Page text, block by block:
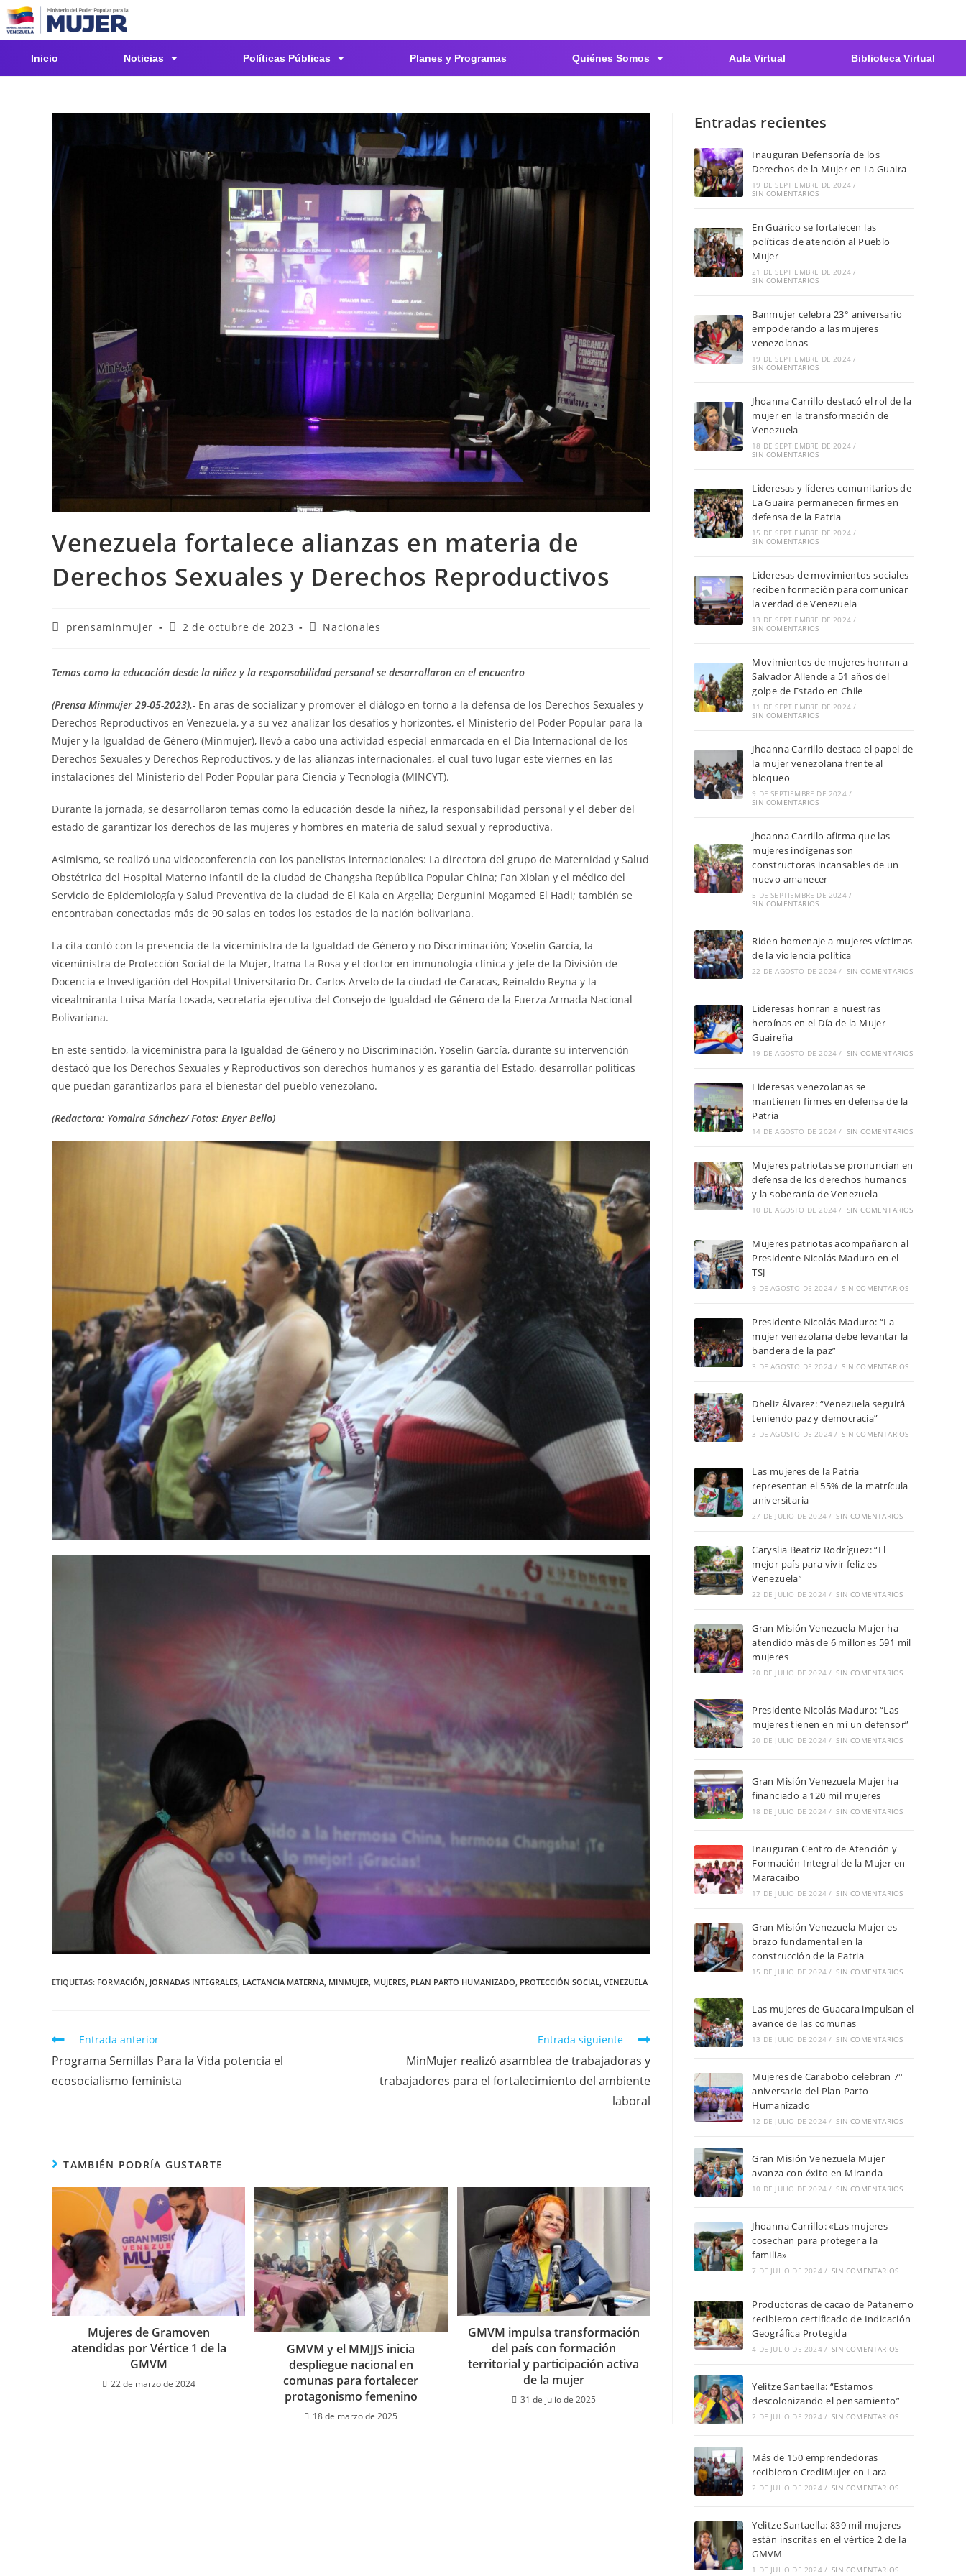
Inicio Noticias Políticas Públicas Planes y Programas Quiénes Somos Aula Virtual Biblioteca Virtual
Venezuela fortalece alianzas en materia de
Derechos Sexuales y Derechos Reproductivos
prensaminmujer 2 de octubre de 2023 Nacionales
Temas como la educación desde la niñez y la responsabilidad personal se desarrollaron en el encuentro
(Prensa Minmujer 29-05-2023).- En aras de socializar y promover el diálogo en torno a la defensa de los Derechos Sexuales y
Derechos Reproductivos en Venezuela, y a su vez analizar los desafíos y horizontes, el Ministerio del Poder Popular para la
Mujer y la Igualdad de Género (Minmujer), llevó a cabo una actividad especial enmarcada en el Día Internacional de los
Derechos Sexuales y Derechos Reproductivos, y de las alianzas internacionales, el cual tuvo lugar este viernes en las
instalaciones del Ministerio del Poder Popular para Ciencia y Tecnología (MINCYT).
Durante la jornada, se desarrollaron temas como la educación desde la niñez, la responsabilidad personal y el deber del
estado de garantizar los derechos de las mujeres y hombres en materia de salud sexual y reproductiva.
Asimismo, se realizó una videoconferencia con los panelistas internacionales: La directora del grupo de Maternidad y Salud
Obstétrica del Hospital Materno Infantil de la ciudad de Changsha República Popular China; Fan Xiolan y el médico del
Servicio de Epidemiología y Salud Preventiva de la ciudad de El Kala en Argelia; Dergunini Mogamed El Hadi; también se
encontraban conectadas más de 90 salas en todos los estados de la nación bolivariana.
La cita contó con la presencia de la viceministra de la Igualdad de Género y no Discriminación; Yoselin García, la
viceministra de Protección Social de la Mujer, Irama La Rosa y el doctor en inmunología clínica y jefe de la División de
Docencia e Investigación del Hospital Universitario Dr. Carlos Arvelo de la ciudad de Caracas, Reinaldo Reyna y la
vicealmiranta Luisa María Losada, secretaria ejecutiva del Consejo de Igualdad de Género de la Fuerza Armada Nacional
Bolivariana.
En este sentido, la viceministra para la Igualdad de Género y no Discriminación, Yoselin García, durante su intervención
destacó que los Derechos Sexuales y Reproductivos son derechos humanos y es garantía del Estado, desarrollar políticas
que puedan garantizarlos para el bienestar del pueblo venezolano.
(Redactora: Yomaira Sánchez/ Fotos: Enyer Bello)
ETIQUETAS: FORMACIÓN JORNADAS INTEGRALES LACTANCIA MATERNA MINMUJER MUJERES PLAN PARTO HUMANIZADO PROTECCIÓN SOCIAL VENEZUELA
Entrada anterior
Programa Semillas Para la Vida potencia el
ecosocialismo feminista
Entrada siguiente
MinMujer realizó asamblea de trabajadoras y
trabajadores para el fortalecimiento del ambiente
laboral
TAMBIÉN PODRÍA GUSTARTE
Mujeres de Gramoven
atendidas por Vértice 1 de la
GMVM
22 de marzo de 2024
GMVM y el MMJJS inicia
despliegue nacional en
comunas para fortalecer
protagonismo femenino
18 de marzo de 2025
GMVM impulsa transformación
del país con formación
territorial y participación activa
de la mujer
31 de julio de 2025
Entradas recientes
Inauguran Defensoría de los
Derechos de la Mujer en La Guaira
19 DE SEPTIEMBRE DE 2024 /
SIN COMENTARIOS
En Guárico se fortalecen las
políticas de atención al Pueblo
Mujer
21 DE SEPTIEMBRE DE 2024 /
SIN COMENTARIOS
Banmujer celebra 23° aniversario
empoderando a las mujeres
venezolanas
19 DE SEPTIEMBRE DE 2024 /
SIN COMENTARIOS
Jhoanna Carrillo destacó el rol de la
mujer en la transformación de
Venezuela
18 DE SEPTIEMBRE DE 2024 /
SIN COMENTARIOS
Lideresas y líderes comunitarios de
La Guaira permanecen firmes en
defensa de la Patria
15 DE SEPTIEMBRE DE 2024 /
SIN COMENTARIOS
Lideresas de movimientos sociales
reciben formación para comunicar
la verdad de Venezuela
13 DE SEPTIEMBRE DE 2024 /
SIN COMENTARIOS
Movimientos de mujeres honran a
Salvador Allende a 51 años del
golpe de Estado en Chile
11 DE SEPTIEMBRE DE 2024 /
SIN COMENTARIOS
Jhoanna Carrillo destaca el papel de
la mujer venezolana frente al
bloqueo
9 DE SEPTIEMBRE DE 2024 /
SIN COMENTARIOS
Jhoanna Carrillo afirma que las
mujeres indígenas son
constructoras incansables de un
nuevo amanecer
5 DE SEPTIEMBRE DE 2024 /
SIN COMENTARIOS
Riden homenaje a mujeres víctimas
de la violencia política
22 DE AGOSTO DE 2024 / SIN COMENTARIOS
Lideresas honran a nuestras
heroínas en el Día de la Mujer
Guaireña
19 DE AGOSTO DE 2024 / SIN COMENTARIOS
Lideresas venezolanas se
mantienen firmes en defensa de la
Patria
14 DE AGOSTO DE 2024 / SIN COMENTARIOS
Mujeres patriotas se pronuncian en
defensa de los derechos humanos
y la soberanía de Venezuela
10 DE AGOSTO DE 2024 / SIN COMENTARIOS
Mujeres patriotas acompañaron al
Presidente Nicolás Maduro en el
TSJ
9 DE AGOSTO DE 2024 / SIN COMENTARIOS
Presidente Nicolás Maduro: “La
mujer venezolana debe levantar la
bandera de la paz”
3 DE AGOSTO DE 2024 / SIN COMENTARIOS
Dheliz Álvarez: “Venezuela seguirá
teniendo paz y democracia”
3 DE AGOSTO DE 2024 / SIN COMENTARIOS
Las mujeres de la Patria
representan el 55% de la matrícula
universitaria
27 DE JULIO DE 2024 / SIN COMENTARIOS
Caryslia Beatriz Rodríguez: “El
mejor país para vivir feliz es
Venezuela”
22 DE JULIO DE 2024 / SIN COMENTARIOS
Gran Misión Venezuela Mujer ha
atendido más de 6 millones 591 mil
mujeres
20 DE JULIO DE 2024 / SIN COMENTARIOS
Presidente Nicolás Maduro: “Las
mujeres tienen en mí un defensor”
20 DE JULIO DE 2024 / SIN COMENTARIOS
Gran Misión Venezuela Mujer ha
financiado a 120 mil mujeres
18 DE JULIO DE 2024 / SIN COMENTARIOS
Inauguran Centro de Atención y
Formación Integral de la Mujer en
Maracaibo
17 DE JULIO DE 2024 / SIN COMENTARIOS
Gran Misión Venezuela Mujer es
brazo fundamental en la
construcción de la Patria
15 DE JULIO DE 2024 / SIN COMENTARIOS
Las mujeres de Guacara impulsan el
avance de las comunas
13 DE JULIO DE 2024 / SIN COMENTARIOS
Mujeres de Carabobo celebran 7°
aniversario del Plan Parto
Humanizado
12 DE JULIO DE 2024 / SIN COMENTARIOS
Gran Misión Venezuela Mujer
avanza con éxito en Miranda
10 DE JULIO DE 2024 / SIN COMENTARIOS
Jhoanna Carrillo: «Las mujeres
cosechan para proteger a la
familia»
7 DE JULIO DE 2024 / SIN COMENTARIOS
Productoras de cacao de Patanemo
recibieron certificado de Indicación
Geográfica Protegida
4 DE JULIO DE 2024 / SIN COMENTARIOS
Yelitze Santaella: “Estamos
descolonizando el pensamiento”
2 DE JULIO DE 2024 / SIN COMENTARIOS
Más de 150 emprendedoras
recibieron CrediMujer en Lara
2 DE JULIO DE 2024 / SIN COMENTARIOS
Yelitze Santaella: 839 mil mujeres
están inscritas en el vértice 2 de la
GMVM
1 DE JULIO DE 2024 / SIN COMENTARIOS